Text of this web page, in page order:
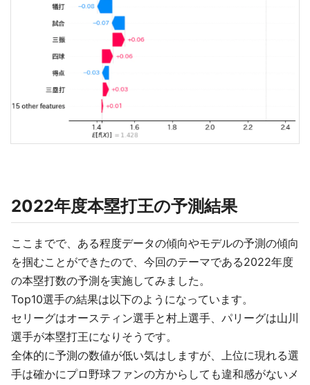
2022年度本塁打王の予測結果
ここまでで、ある程度データの傾向やモデルの予測の傾向
を掴むことができたので、今回のテーマである2022年度
の本塁打数の予測を実施してみました。
Top10選手の結果は以下のようになっています。
セリーグはオースティン選手と村上選手、パリーグは山川
選手が本塁打王になりそうです。
全体的に予測の数値が低い気はしますが、上位に現れる選
手は確かにプロ野球ファンの方からしても違和感がないメ